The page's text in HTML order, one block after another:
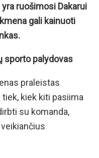
ruošimosi Dakarui
gali kainuoti
sporto palydovas
praleistas
kiek kiti pasiima
su komanda,